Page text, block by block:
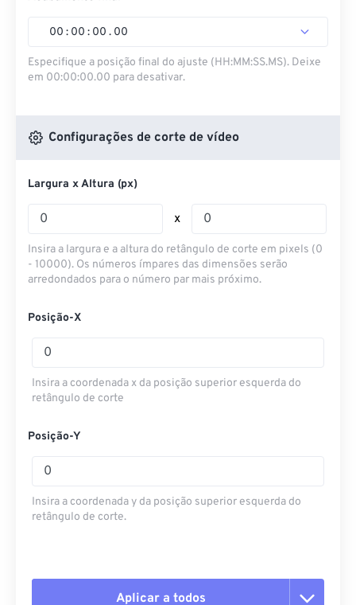
00 : 00 : 00 . 00
Especifique a posição final do ajuste (HH:MM:SS.MS). Deixe
em 00:00:00.00 para desativar.
Configurações de corte de vídeo
Largura x Altura (px)
x
Insira a largura e a altura do retângulo de corte em pixels (0
- 10000). Os números ímpares das dimensões serão
arredondados para o número par mais próximo.
Posição-X
Insira a coordenada x da posição superior esquerda do
retângulo de corte
Posição-Y
Insira a coordenada y da posição superior esquerda do
retângulo de corte.
Aplicar a todos